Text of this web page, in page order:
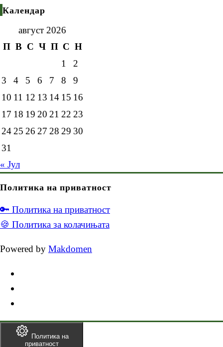
Календар
август 2026
П В С Ч П С Н
1
2
3
4 5 6 7 8
9
10 11 12 13 14 15 16
17 18 19 20 21 22 23
2425 26 27 28 29 30
31
« Јул
Политика на приватност
🔑 Политика на приватност
🍪 Политика за колачињата
Powered by Makdomen
Политика на
приватност